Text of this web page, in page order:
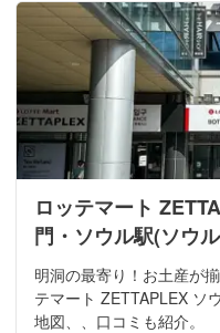
ロッテマート
門・ソウル駅(ソウ
明洞の最寄り！お土産が
テマート ZETTAPLEX ソ
地図、、口コミも紹介。